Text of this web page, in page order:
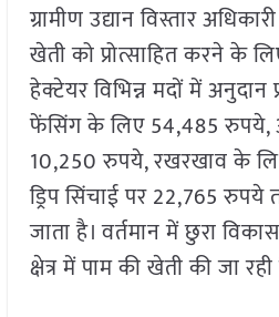
ग्रामीण उद्यान विस्तार
खेती को प्रोत्साहित करने के
हेक्टेयर विभिन्न मदों में अनुदान
फेंसिंग के लिए 54,485 रुपये,
10,250 रुपये, रखरखाव के
ड्रिप सिंचाई पर 22,765
जाता है। वर्तमान में छुरा
क्षेत्र में पाम की खेती की जा रही